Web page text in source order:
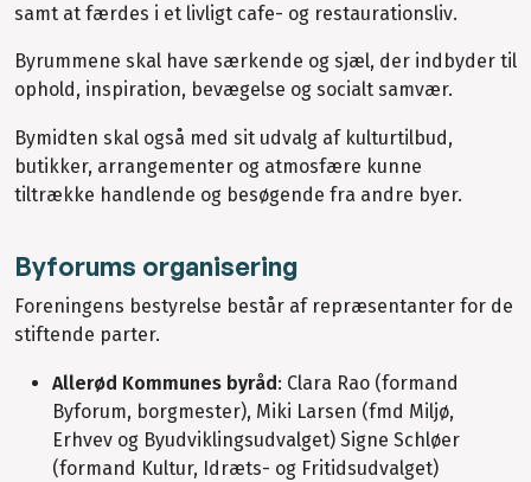
samt at færdes i et livligt cafe- og restaurationsliv.
Byrummene skal have særkende og sjæl, der indbyder til
ophold, inspiration, bevægelse og socialt samvær.
Bymidten skal også med sit udvalg af kulturtilbud,
butikker, arrangementer og atmosfære kunne
tiltrække handlende og besøgende fra andre byer.
Byforums organisering
Foreningens bestyrelse består af repræsentanter for de
stiftende parter.
Allerød Kommunes byråd: Clara Rao (formand
Byforum, borgmester), Miki Larsen (fmd Miljø,
Erhvev og Byudviklingsudvalget) Signe Schløer
(formand Kultur, Idræts- og Fritidsudvalget)